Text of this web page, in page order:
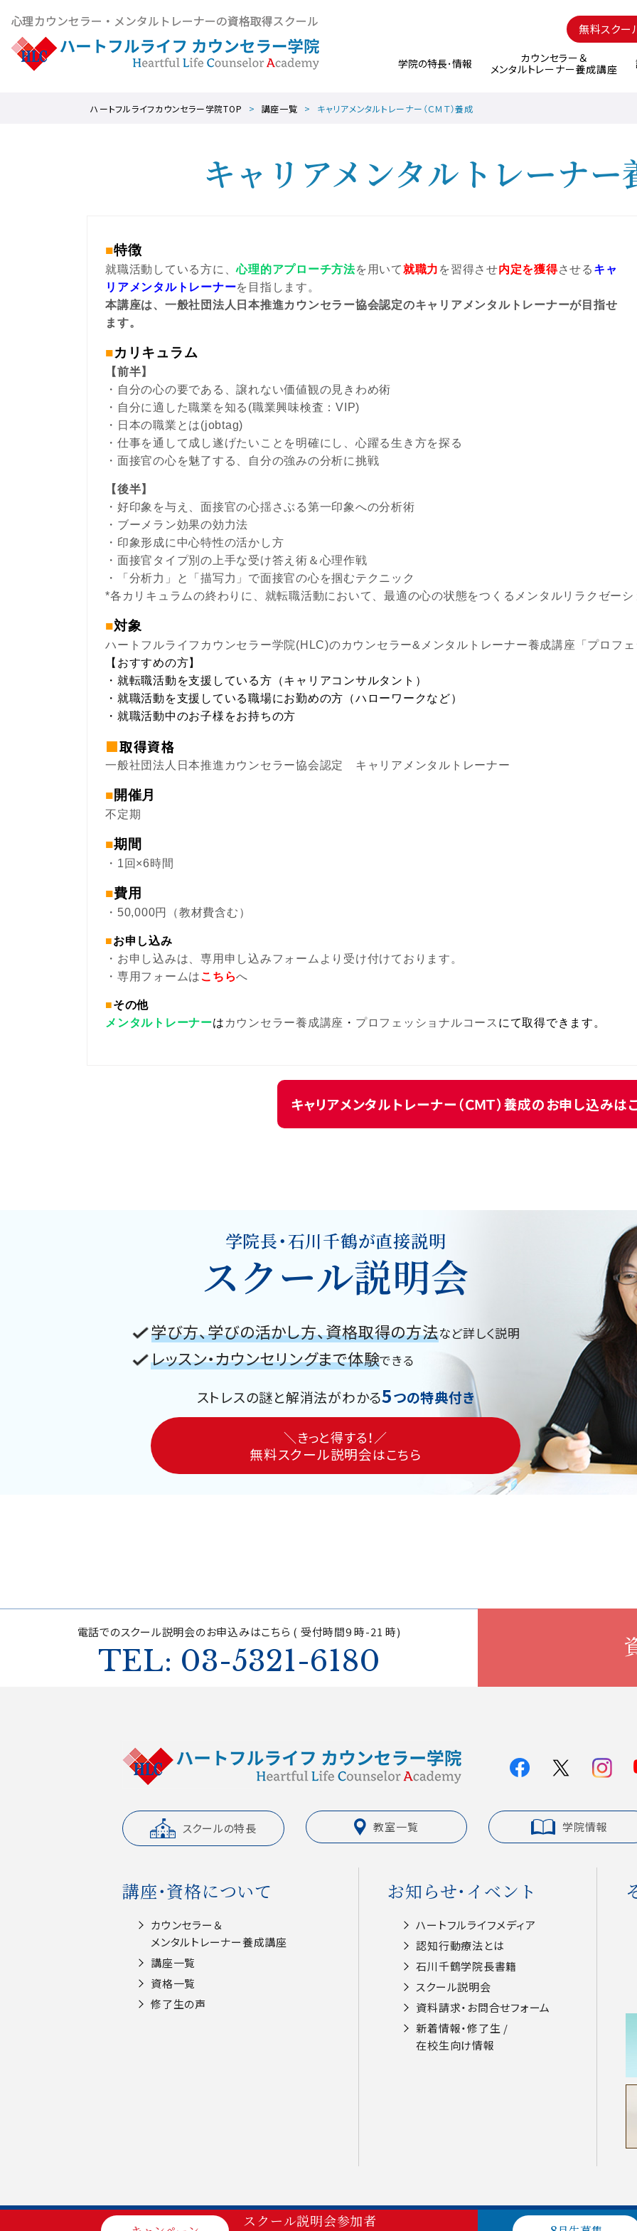
無料スクー
学院の特長･情報
カウンセラー＆
メンタルトレーナー養成講座
ハートフルライフカウンセラー学院TOP 講座一覧 キャリアメンタルトレーナー（ＣＭＴ）養成
キャリアメンタルトレーナー
■特徴
就職活動している方に、心理的アプローチ方法を用いて就職力 を習得させ内定を獲得させる キャ
リアメンタルトレーナーを目指します。
本講座は、 一般社団法人日本推進カウンセラー協会認定のキャリアメンタルトレーナーが目指せ
ます。
■カリキュラム
【前半】
・自分の心の要である、譲れない価値観の見きわめ術
・自分に適した職業を知る(職業興味検査：VIP)
・日本の職業とは(jobtag)
・仕事を通して成し遂げたいことを明確にし、心躍る生き方を探る
・面接官の心を魅了する、自分の強みの分析に挑戦
【後半】
・好印象を与え、面接官の心揺さぶる第一印象への分析術
・ブーメラン効果の効力法
・印象形成に中心特性の活かし方
・面接官タイプ別の上手な受け答え術＆心理作戦
・「分析力」と「描写力」で面接官の心を掴むテクニック
*各カリキュラムの終わりに、就転職活動において、最適の心の状態をつくるメンタルリラクゼー
■対象
ハートフルライフカウンセラー学院(HLC)のカウンセラー&メンタルトレーナー養成講座「プロフ
【おすすめの方】
・就転職活動を支援している方（キャリアコンサルタント）
・就職活動を支援している職場にお勤めの方（ハローワークなど）
・就職活動中のお子様をお持ちの方
■取得資格
一般社団法人日本推進カウンセラー協会認定 キャリアメンタルトレーナー
■開催月
不定期
■期間
・1回×6時間
■費用
・50,000円（教材費含む）
■お申し込み
・お申し込みは、専用申し込みフォームより受け付けております。
・専用フォームはこちらへ
■その他
メンタルトレーナーは カウンセラー養成講座 ・ プロフェッショナルコース にて取得できます。
キャリアメンタルトレーナー（ＣＭＴ）養成のお申し込みは
学院長・石川千鶴が直接説明
スクール説明会
学び方、学びの活かし方、資格取得の方法など詳しく説明
レッスン・カウンセリングまで体験できる
ストレスの謎と解消法がわかる5つの特典付き
＼きっと得する！／
無料スクール説明会はこちら
スクール説明会参加者
電話でのスクール説明会のお申込みはこちら ( 受付時間9 時-21 時)
TEL: 03-5321-6180
スクールの特長 教室一覧 学院情報
講座・資格について
カウンセラー＆
メンタルトレーナー養成講座
講座一覧
資格一覧
修了生の声
お知らせ・イベント
ハートフルライフメディア
認知⾏動療法とは
⽯川千鶴学院⻑書籍
スクール説明会
資料請求・お問合せフォーム
新着情報・修了生 /
在校⽣向け情報